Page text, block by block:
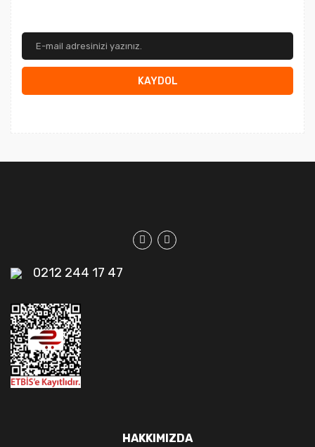
KAYDOL
0212 244 17 47
HAKKIMIZDA